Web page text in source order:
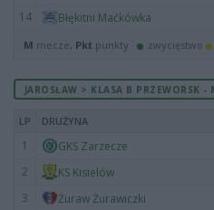
14
Błękitni Maćkówka
M mecze, Pkt punkty · zwycięstwo
JAROSŁAW > KLASA B PRZEWORSK -
LP DRUŻYNA
1 GKS Zarzecze
2
KS Kisielów
3
Żuraw Żurawiczki